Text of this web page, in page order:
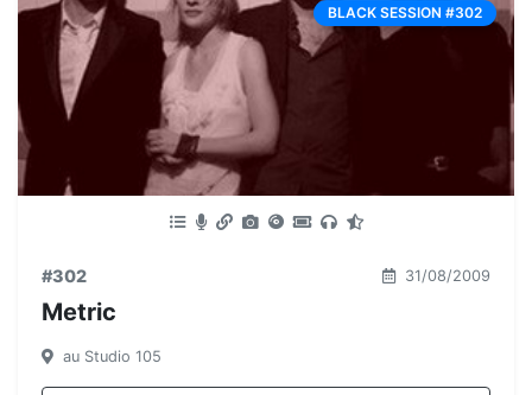
BLACK SESSION #302
#302 31/08/2009
Metric
au Studio 105